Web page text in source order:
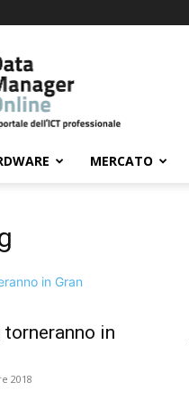
Data
Manager
Online
MERCATO
in
2018